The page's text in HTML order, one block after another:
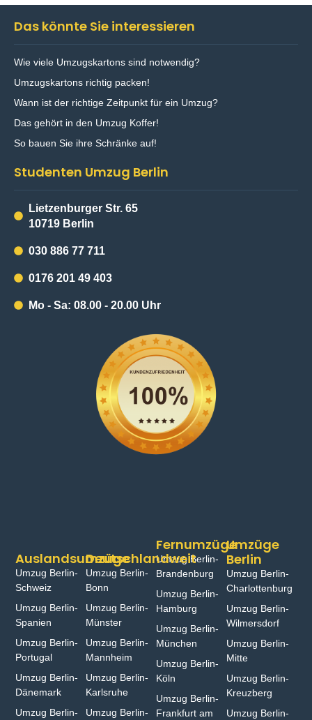
Das könnte Sie interessieren
Wie viele Umzugskartons sind notwendig?
Umzugskartons richtig packen!
Wann ist der richtige Zeitpunkt für ein Umzug?
Das gehört in den Umzug Koffer!
So bauen Sie ihre Schränke auf!
Studenten Umzug Berlin
Lietzenburger Str. 65
10719 Berlin
030 886 77 711
0176 201 49 403
Mo - Sa: 08.00 - 20.00 Uhr
Umzüge
Berlin
Umzug Berlin-
Charlottenburg
Umzug Berlin-
Wilmersdorf
Umzug Berlin-
Mitte
Umzug Berlin-
Kreuzberg
Umzug Berlin-
Fernumzüge
Umzug Berlin-
Brandenburg
Umzug Berlin-
Hamburg⁠
Umzug Berlin-
München
Umzug Berlin-
Köln
Umzug Berlin-
Frankfurt am
Deutschlandweit
Umzug Berlin-
Bonn⁠
Umzug Berlin-
Münster⁠
Umzug Berlin-
Mannheim
Umzug Berlin-
Karlsruhe
Umzug Berlin-
Auslandsumzüge
Umzug Berlin-
Schweiz
Umzug Berlin-
Spanien
Umzug Berlin-
Portugal
Umzug Berlin-
Dänemark
Umzug Berlin-